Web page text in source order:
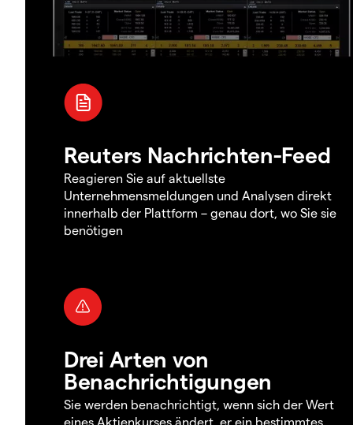
Reuters Nachrichten-Feed
Reagieren Sie auf aktuellste
Unternehmensmeldungen und Analysen direkt
innerhalb der Plattform – genau dort, wo Sie sie
benötigen
Drei Arten von
Benachrichtigungen
Sie werden benachrichtigt, wenn sich der Wert
eines Aktienkurses ändert, er ein bestimmtes